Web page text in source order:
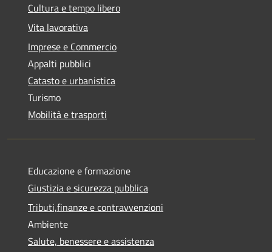
Cultura e tempo libero
Vita lavorativa
Imprese e Commercio
Appalti pubblici
Catasto e urbanistica
Turismo
Mobilità e trasporti
Educazione e formazione
Giustizia e sicurezza pubblica
Tributi,finanze e contravvenzioni
Ambiente
Salute, benessere e assistenza